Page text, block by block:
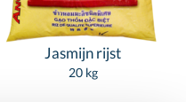
Jasmijn rijst
20 kg